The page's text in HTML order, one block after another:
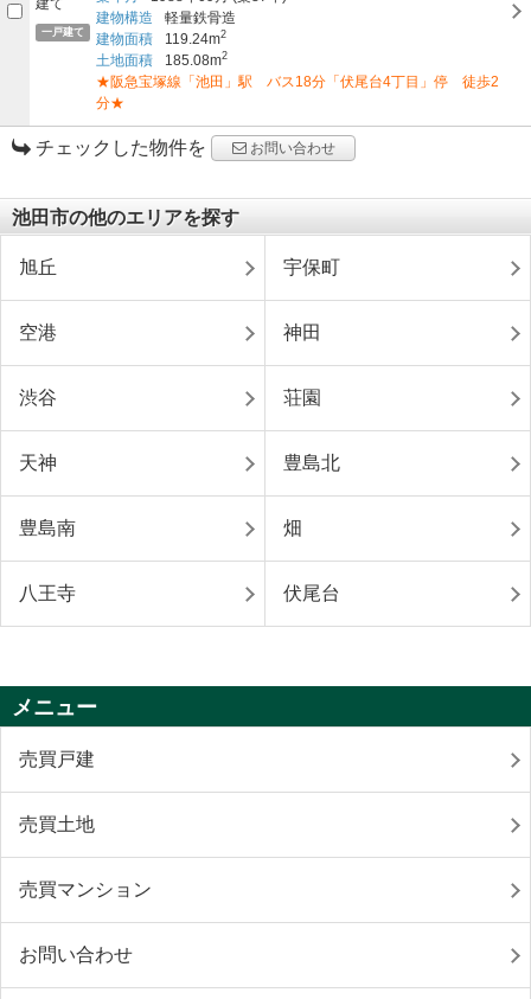
一戸建て
建物構造
軽量鉄骨造
建物面積
119.24m2
土地面積 185.08m2
★阪急宝塚線「池田」駅 バス18分「伏尾台4丁目」停 徒歩2
分★
チェックした物件を お問い合わせ
池田市の他のエリアを探す
旭丘 宇保町
空港 神田
渋谷 荘園
天神 豊島北
豊島南 畑
八王寺 伏尾台
メニュー
売買戸建
売買土地
売買マンション
お問い合わせ